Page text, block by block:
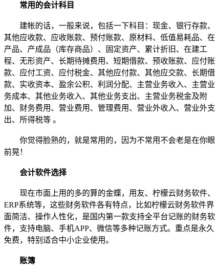
常用的会计科目
建帐的话，一般来说，包括一下科目：现金、银行存款、
其他应收款、应收账款、预付账款、原材料、低值易耗品、在
产品、产成品（库存商品）、固定资产、累计折旧、在建工
程、无形资产、长期待摊费用、短期借款、预收账款、应付账
款、应付工资、应付税金、其他应付款、其他应交款、长期借
款、实收资本、盈余公积、利润分配、主营业务收入、主营业
务成本、其他业务收入、其他业务支出、主营业务税金及附
加、财务费用、营业费用、管理费用、营业外收入、营业外支
出、所得税等 。
你觉得脸熟的，就是常用的，因为不常用不会老是在你眼
前晃！
会计软件选择
现在市面上用的多的算的金蝶，用友、柠檬云财务软件、
ERP系统等，这些财务软件各有特点，比如柠檬云财务软件界
面简洁、操作人性化，是国内第一款支持全平台记账的财务软
件，支持电脑、手机APP、微信等多种记账方式。重点是永久
免费，特别适合中小企业使用。
账簿